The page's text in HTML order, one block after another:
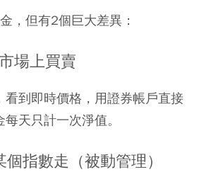
，但有2個巨大差異：
場上買賣
看到即時價格，用證券帳戶直接
天只計一次淨值。
個指數走（被動管理）